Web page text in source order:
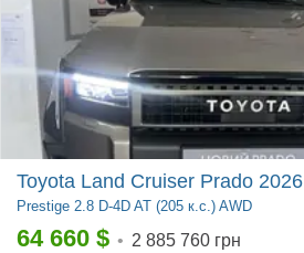
Toyota Land Cruiser Prado 2026
Prestige 2.8 D-4D AT (205 к.с.) AWD
64 660 $ • 2 885 760 грн